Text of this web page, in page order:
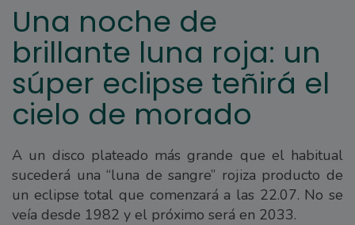
Una noche de
brillante luna roja: un
súper eclipse teñirá el
cielo de morado
A un disco plateado más grande que el habitual
sucederá una “luna de sangre” rojiza producto de
un eclipse total que comenzará a las 22.07. No se
veía desde 1982 y el próximo será en 2033.